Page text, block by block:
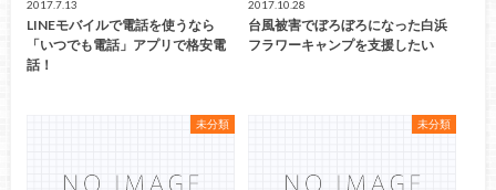
2017.7.13
LINEモバイルで電話を使うなら
「いつでも電話」アプリで格安電
話！
2017.10.28
台風被害でぼろぼろになった白浜
フラワーキャンプを支援したい
未分類 未分類